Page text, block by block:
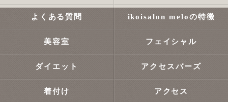
よくある質問 ikoisalon meloの特徴
美容室 フェイシャル
ダイエット アクセスバーズ
着付け アクセス